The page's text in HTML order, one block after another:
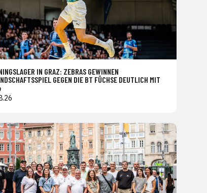
IN GRAZ: ZEBRAS GEWINNEN
GEGEN DIE BT FÜCHSE DEUTLICH MIT